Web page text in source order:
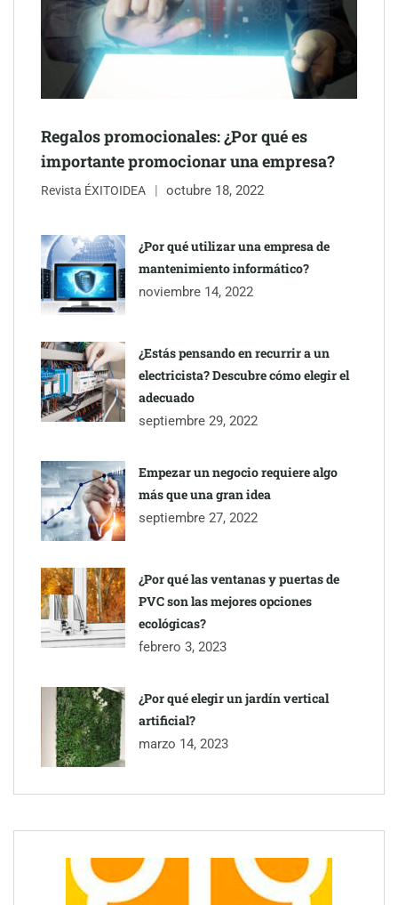
Schaeffler mejora su rentabilidad en el primer semestre de 2026
NOVA: innovación y diseño que transforman espacios de la
mano de Tormo Franquicias
Regalos promocionales: ¿Por qué es
importante promocionar una empresa?
Revista ÉXITOIDEA octubre 18, 2022
¿Por qué utilizar una empresa de
mantenimiento informático?
noviembre 14, 2022
¿Estás pensando en recurrir a un
electricista? Descubre cómo elegir el
adecuado
septiembre 29, 2022
Empezar un negocio requiere algo
más que una gran idea
septiembre 27, 2022
¿Por qué las ventanas y puertas de
PVC son las mejores opciones
ecológicas?
febrero 3, 2023
¿Por qué elegir un jardín vertical
artificial?
marzo 14, 2023